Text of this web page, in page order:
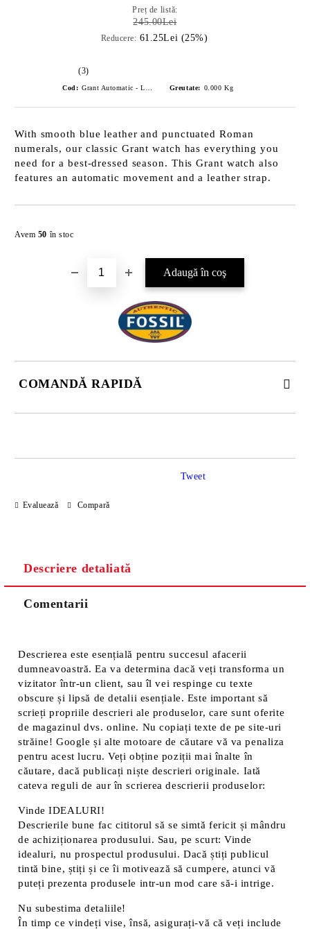
Preț de listă:
245.00Lei
Reducere: 61.25Lei (25%)
(3)
Cod: Greutate: 0.000 Kg
With smooth blue leather and punctuated Roman
numerals, our classic Grant watch has everything you
need for a best-dressed season. This Grant watch also
features an automatic movement and a leather strap.
Avem 50 în stoc
COMANDĂ RAPIDĂ
Evaluează Compară
Tweet
Descriere detaliată
Comentarii
Descrierea este esențială pentru succesul afacerii
dumneavoastră. Ea va determina dacă veți transforma un
vizitator într-un client, sau îl vei respinge cu texte
obscure și lipsă de detalii esențiale. Este important să
scrieți propriile descrieri ale produselor, care sunt oferite
de magazinul dvs. online. Nu copiați texte de pe site-uri
străine! Google și alte motoare de căutare vă va penaliza
pentru acest lucru. Veți obține poziții mai înalte în
căutare, dacă publicați niște descrieri originale. Iată
cateva reguli de aur în scrierea descrierii produselor:
Vinde IDEALURI!
Descrierile bune fac cititorul să se simtă fericit și mândru
de achiziționarea produsului. Sau, pe scurt: Vinde
idealuri, nu prospectul produsului. Dacă știți publicul
tintă bine, știți și ce îi motivează să cumpere, atunci vă
puteți prezenta produsele intr-un mod care să-i intrige.
Nu subestima detaliile!
În timp ce vindeți vise, însă, asigurați-vă că veți include